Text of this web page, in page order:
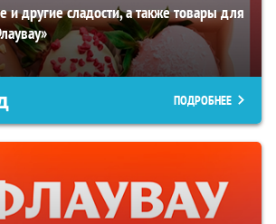
другие сладости, а также товары для
ПОДРОБНЕЕ